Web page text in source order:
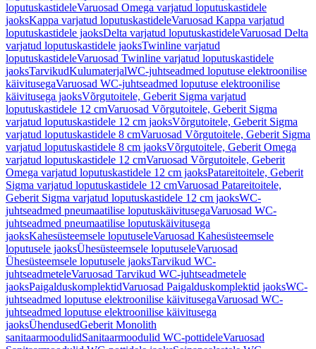
loputuskastideleVaruosad Omega varjatud loputuskastidele
jaoksKappa varjatud loputuskastideleVaruosad Kappa varjatud
loputuskastidele jaoksDelta varjatud loputuskastideleVaruosad Delta
varjatud loputuskastidele jaoksTwinline varjatud
loputuskastideleVaruosad Twinline varjatud loputuskastidele
jaoksTarvikudKulumaterjalWC-juhtseadmed loputuse elektroonilise
käivitusegaVaruosad WC-juhtseadmed loputuse elektroonilise
käivitusega jaoksVõrgutoitele, Geberit Sigma varjatud
loputuskastidele 12 cmVaruosad Võrgutoitele, Geberit Sigma
varjatud loputuskastidele 12 cm jaoksVõrgutoitele, Geberit Sigma
varjatud loputuskastidele 8 cmVaruosad Võrgutoitele, Geberit Sigma
varjatud loputuskastidele 8 cm jaoksVõrgutoitele, Geberit Omega
varjatud loputuskastidele 12 cmVaruosad Võrgutoitele, Geberit
Omega varjatud loputuskastidele 12 cm jaoksPatareitoitele, Geberit
Sigma varjatud loputuskastidele 12 cmVaruosad Patareitoitele,
Geberit Sigma varjatud loputuskastidele 12 cm jaoksWC-
juhtseadmed pneumaatilise loputuskäivitusegaVaruosad WC-
juhtseadmed pneumaatilise loputuskäivitusega
jaoksKahesüsteemsele loputuseleVaruosad Kahesüsteemsele
loputusele jaoksÜhesüsteemsele loputuseleVaruosad
Ühesüsteemsele loputusele jaoksTarvikud WC-
juhtseadmeteleVaruosad Tarvikud WC-juhtseadmetele
jaoksPaigalduskomplektidVaruosad Paigalduskomplektid jaoksWC-
juhtseadmed loputuse elektroonilise käivitusegaVaruosad WC-
juhtseadmed loputuse elektroonilise käivitusega
jaoksÜhendusedGeberit Monolith
sanitaarmoodulidSanitaarmoodulid WC-pottideleVaruosad